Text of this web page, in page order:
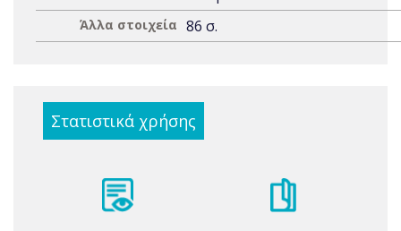
Άλλα στοιχεία 86 σ.
Στατιστικά χρήσης